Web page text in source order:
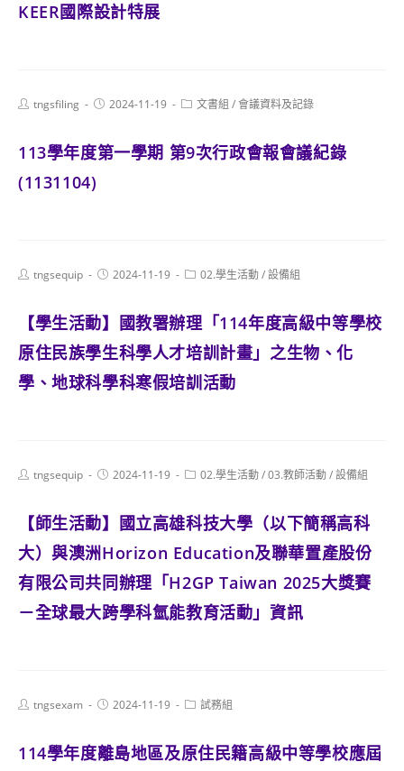
KEER國際設計特展
Posttngsfiling
Post2024-11-19
Post文書組 /會議資料及記錄
113學年度第一學期 第9次行政會報會議紀錄
(1131104)
Posttngsequip
Post2024-11-19
Post02.學生活動/設備組
【學生活動】國教署辦理「114年度高級中等學校
原住民族學生科學人才培訓計畫」之生物、化
學、地球科學科寒假培訓活動
Posttngsequip
Post2024-11-19
Post02.學生活動/03.教師活動/設備組
【師生活動】國立高雄科技大學（以下簡稱高科
大）與澳洲Horizon Education及聯華置產股份
有限公司共同辦理「H2GP Taiwan 2025大獎賽
－全球最大跨學科氫能教育活動」資訊
Posttngsexam
Post2024-11-19
Post試務組
114學年度離島地區及原住民籍高級中等學校應屆